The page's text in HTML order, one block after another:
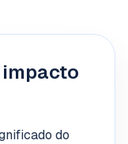
do